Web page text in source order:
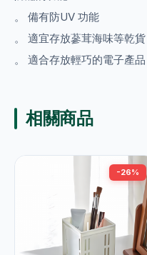
。 備有防UV 功能
。 適宜存放蔘茸海味等乾貨
。 適合存放輕巧的電子產品
相關商品
-26%